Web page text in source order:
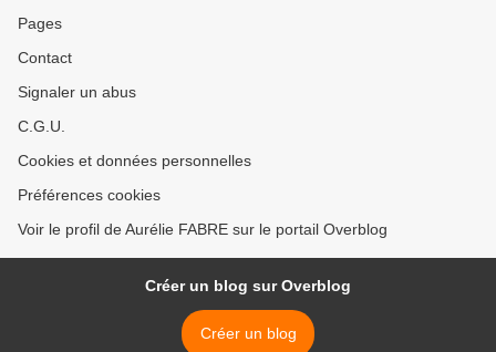
Pages
Contact
Signaler un abus
C.G.U.
Cookies et données personnelles
Préférences cookies
Voir le profil de Aurélie FABRE sur le portail Overblog
Créer un blog sur Overblog
Créer un blog